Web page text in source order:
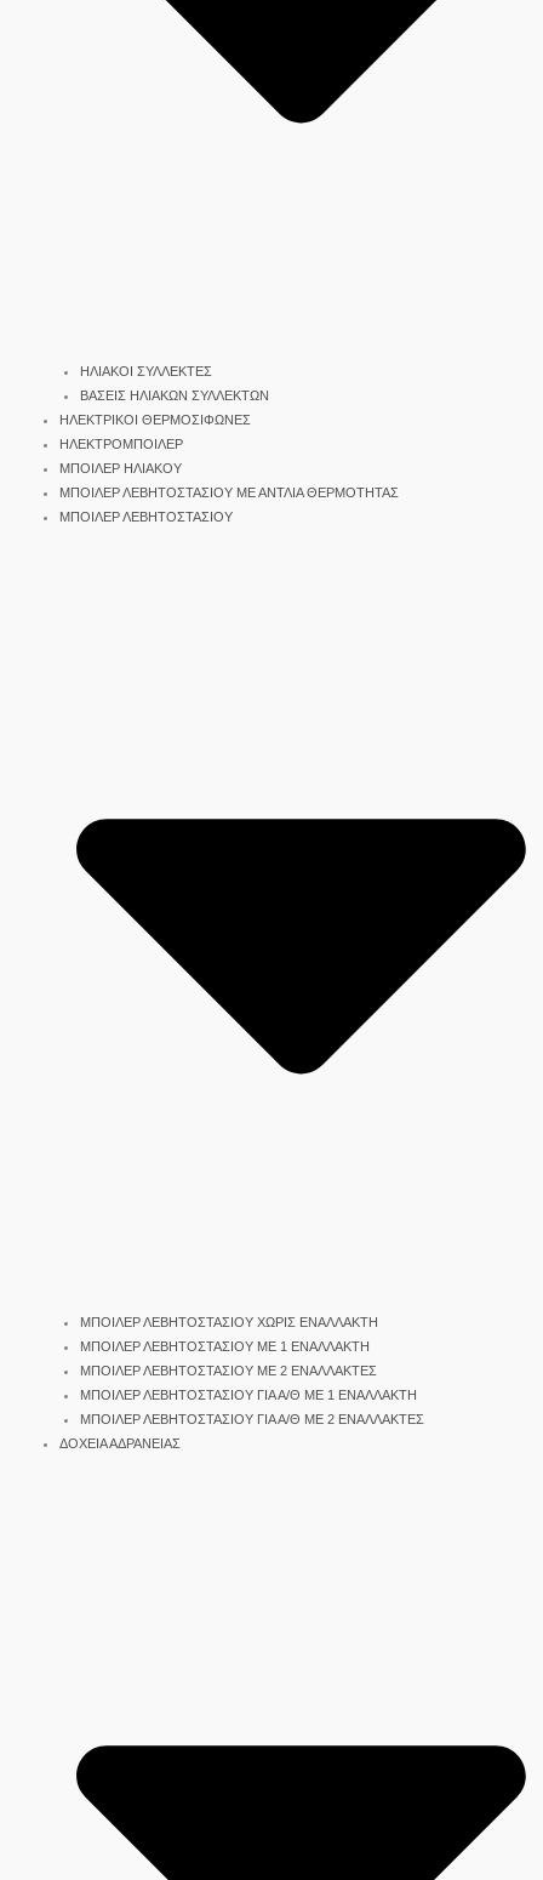
ΗΛΙΑΚΟΙ ΣΥΛΛΕΚΤΕΣ
ΒΑΣΕΙΣ ΗΛΙΑΚΩΝ ΣΥΛΛΕΚΤΩΝ
ΗΛΕΚΤΡΙΚΟΙ ΘΕΡΜΟΣΙΦΩΝΕΣ
ΗΛΕΚΤΡΟΜΠΟΙΛΕΡ
ΜΠΟΙΛΕΡ ΗΛΙΑΚΟΥ
ΜΠΟΙΛΕΡ ΛΕΒΗΤΟΣΤΑΣΙΟΥ ΜΕ ΑΝΤΛΙΑ ΘΕΡΜΟΤΗΤΑΣ
ΜΠΟΙΛΕΡ ΛΕΒΗΤΟΣΤΑΣΙΟΥ
ΜΠΟΙΛΕΡ ΛΕΒΗΤΟΣΤΑΣΙΟΥ ΧΩΡΙΣ ΕΝΑΛΛΑΚΤΗ
ΜΠΟΙΛΕΡ ΛΕΒΗΤΟΣΤΑΣΙΟΥ ΜΕ 1 ΕΝΑΛΛΑΚΤΗ
ΜΠΟΙΛΕΡ ΛΕΒΗΤΟΣΤΑΣΙΟΥ ΜΕ 2 ΕΝΑΛΛΑΚΤΕΣ
ΜΠΟΙΛΕΡ ΛΕΒΗΤΟΣΤΑΣΙΟΥ ΓΙΑ Α/Θ ΜΕ 1 ΕΝΑΛΛΑΚΤΗ
ΜΠΟΙΛΕΡ ΛΕΒΗΤΟΣΤΑΣΙΟΥ ΓΙΑ Α/Θ ΜΕ 2 ΕΝΑΛΛΑΚΤΕΣ
ΔΟΧΕΙΑ ΑΔΡΑΝΕΙΑΣ